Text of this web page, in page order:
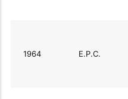
1964 E.P.C.